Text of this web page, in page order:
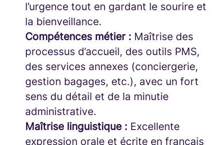
l’urgence tout en gardant le sourire et
la bienveillance.
Compétences métier : Maîtrise des
processus d’accueil, des outils PMS,
des services annexes (conciergerie,
gestion bagages, etc.), avec un fort
sens du détail et de la minutie
administrative.
Maîtrise linguistique : Excellente
expression orale et écrite en français